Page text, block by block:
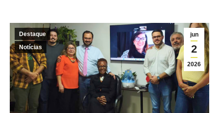
jun
2
2026
Destaque
Notícias